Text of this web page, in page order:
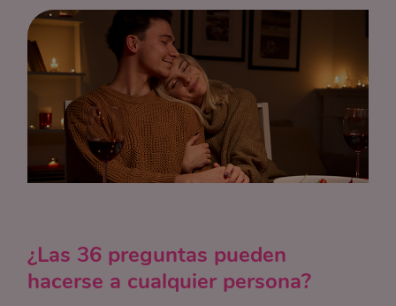
¿Las 36 preguntas pueden
hacerse a cualquier persona?